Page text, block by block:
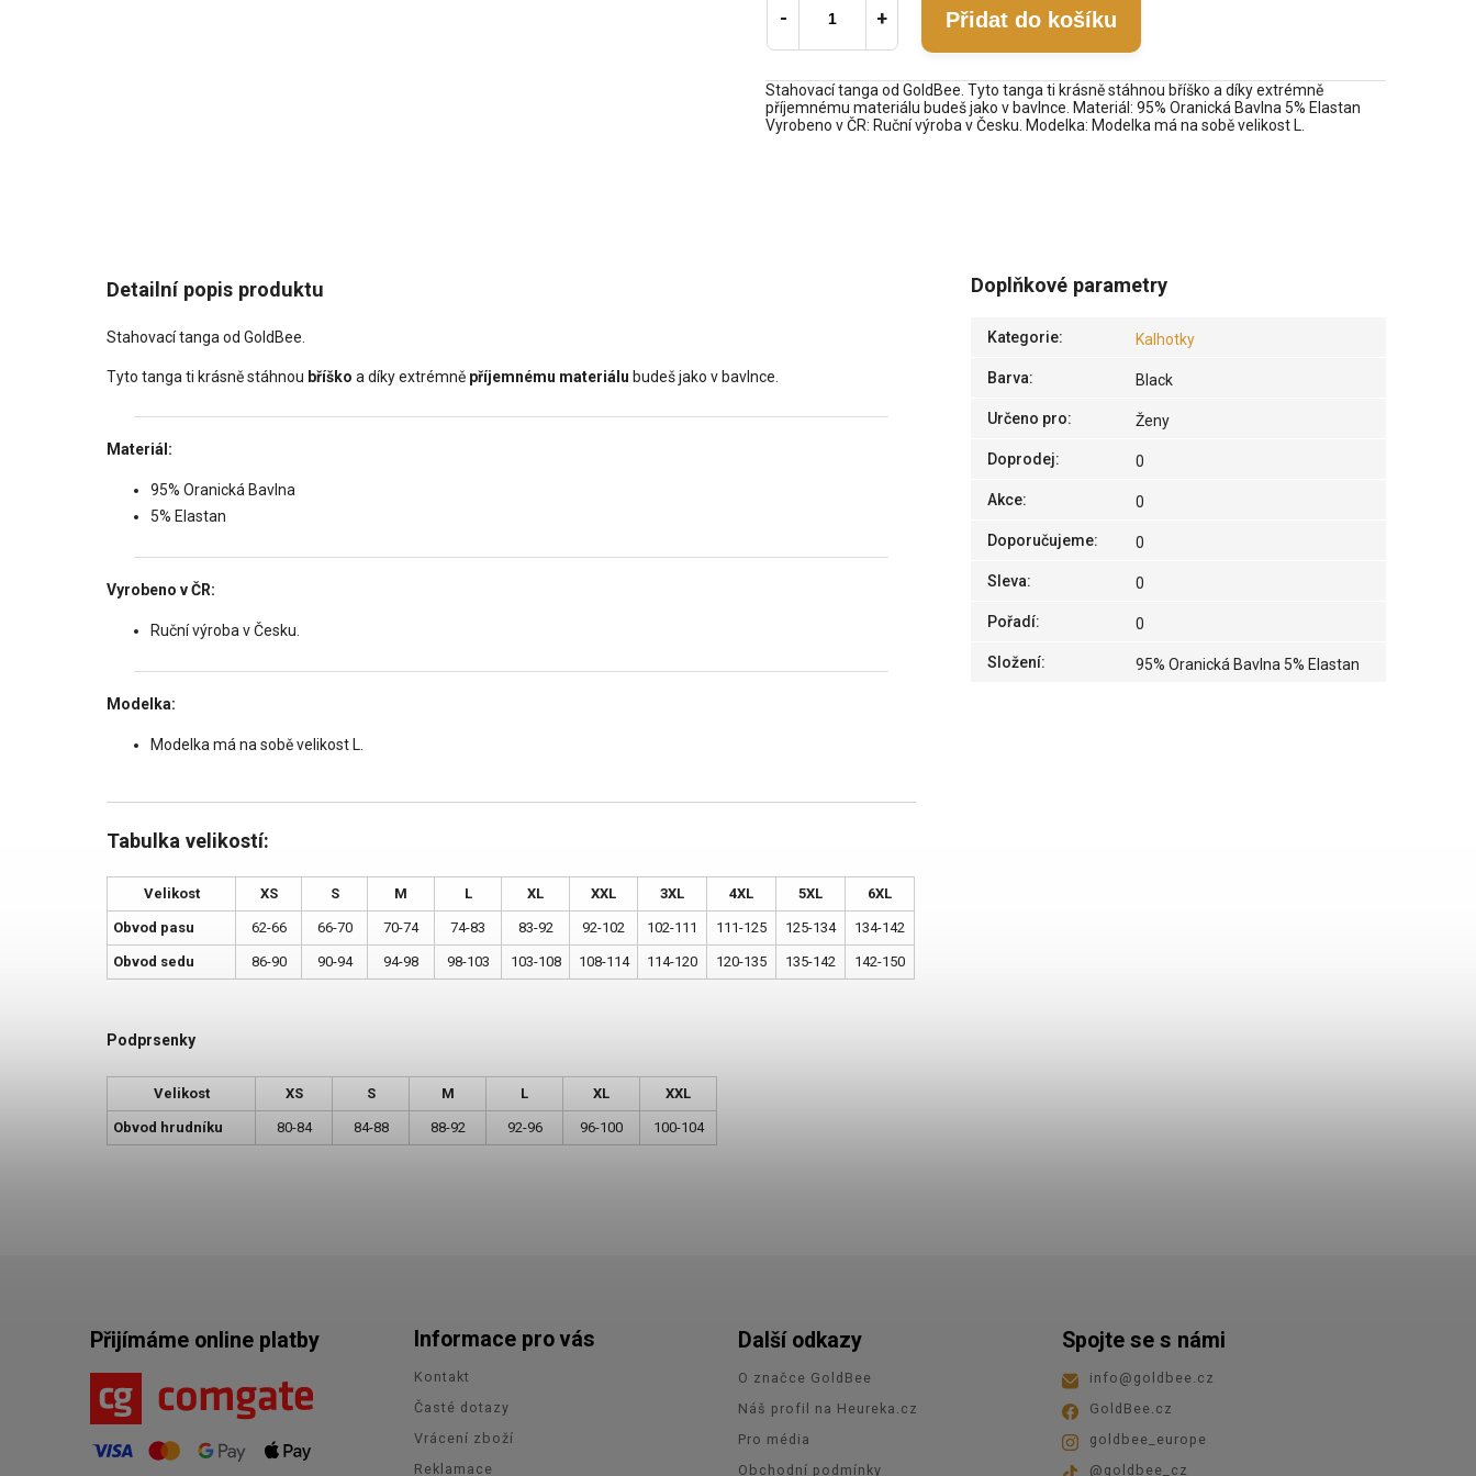
Přidat do košíku
Stahovací tanga od GoldBee. Tyto tanga ti krásně stáhnou bříško a díky extrémně
příjemnému materiálu budeš jako v bavlnce. Materiál: 95% Oranická Bavlna 5% Elastan
Vyrobeno v ČR: Ruční výroba v Česku. Modelka: Modelka má na sobě velikost L.
Detailní popis produktu
Stahovací tanga od GoldBee.
Tyto tanga ti krásně stáhnou bříško a díky extrémně příjemnému materiálu budeš jako v bavlnce.
Materiál:
95% Oranická Bavlna
5% Elastan
Vyrobeno v ČR:
Ruční výroba v Česku.
Modelka:
Modelka má na sobě velikost L.
Tabulka velikostí:
Velikost XS S M L XL XXL 3XL 4XL 5XL 6XL
Obvod pasu 62-66 66-70 70-74 74-83 83-92 92-102 102-111 111-125 125-134 134-142
Obvod sedu 86-90 90-94 94-98 98-103 103-108 108-114 114-120 120-135 135-142 142-150
Podprsenky
Velikost XS S M L XL XXL
Obvod hrudníku 80-84 84-88 88-92 92-96 96-100 100-104
Doplňkové parametry
Kategorie: Kalhotky
Barva: Black
Určeno pro: Ženy
Doprodej: 0
Akce: 0
Doporučujeme: 0
Sleva: 0
Pořadí: 0
Složení: 95% Oranická Bavlna 5% Elastan
Přijímáme online platby Informace pro vás
Kontakt
Časté dotazy
Vrácení zboží
Reklamace
Další odkazy
O značce GoldBee
Náš profil na Heureka.cz
Pro média
Obchodní podmínky
Spojte se s námi
info @ goldbee.cz
GoldBee.cz
goldbee_europe
@goldbee_cz